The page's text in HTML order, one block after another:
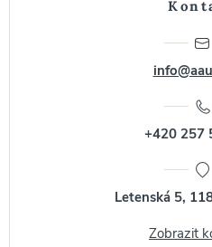
+420 257
Letenská 5,
Zobrazit